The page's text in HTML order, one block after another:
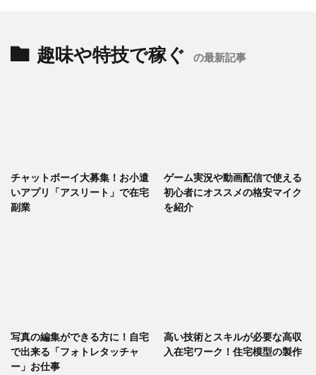
趣味や特技で稼ぐ の最新記事
チャットボーイ大募集！お小遣
いアプリ「アスリート」で在宅
副業
ゲーム実況や動画配信で使える
初心者にオススメの格安マイク
を紹介
写真の編集ができる方に！自宅
で出来る「フォトレタッチャ
ー」お仕事
高い技術とスキルが必要な高収
入在宅ワーク！住宅模型の製作